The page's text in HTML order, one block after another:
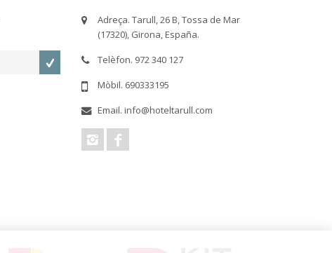
Adreça. Tarull, 26 B, Tossa de Mar
(17320), Girona, España.
Telèfon. 972 340 127
Mòbil. 690333195
Email. info@hoteltarull.com